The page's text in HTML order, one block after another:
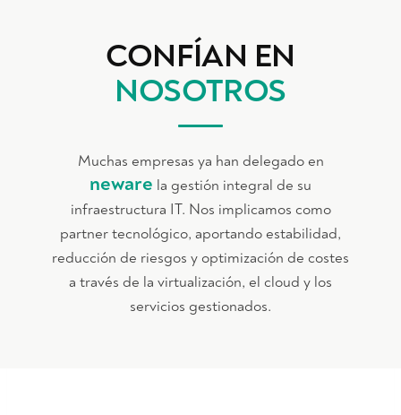
CONFÍAN EN
NOSOTROS
Muchas empresas ya han delegado en
neware la gestión integral de su
infraestructura IT. Nos implicamos como
partner tecnológico, aportando estabilidad,
reducción de riesgos y optimización de costes
a través de la virtualización, el cloud y los
servicios gestionados.